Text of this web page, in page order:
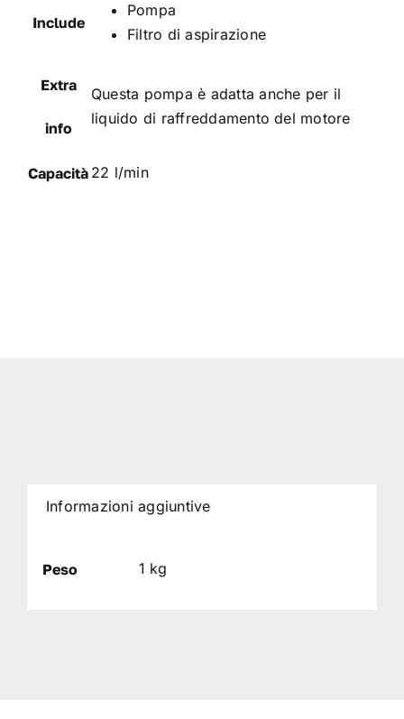
Include
Pompa
Filtro di aspirazione
Extra
info
Questa pompa è adatta anche per il
liquido di raffreddamento del motore
Capacità 22 l/min
Informazioni aggiuntive
Peso 1 kg